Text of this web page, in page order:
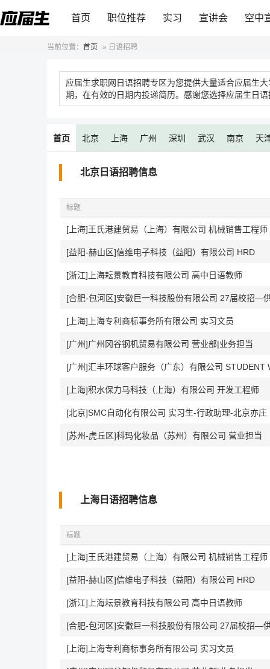
首页 职位推荐 实习 宣讲会 空中
当前位置： 首页 » 日语招聘
应届生求职网日语招聘专区为您提供大量适合应届生
期，在有效的日期内投递简历。感谢您选择应届生日
首页 北京 上海 广州 深圳 武汉 南京 天
北京日语招聘信息
标题
[上海]王氏港建贸易（上海）有限公司 机械销售工程师
[益阳-赫山区]信维电子科技（益阳）有限公司 HRD
[浙江]上海耘景教育科技有限公司 高中日语教师
[合肥-包河区]安徽巨一科技股份有限公司 27届校招—
[上海]上海专利商标事务所有限公司 实习文员
[广州]广州冈谷钢机贸易有限公司 营业部|业务担当
[上海]积水保力马科技（上海）有限公司 开发工程师
[北京]SMC自动化有限公司 实习生-行政助理-北京亦庄
[苏州-虎丘区]科玛化妆品（苏州）有限公司 营业担当
上海日语招聘信息
标题
[上海]王氏港建贸易（上海）有限公司 机械销售工程师
[益阳-赫山区]信维电子科技（益阳）有限公司 HRD
[浙江]上海耘景教育科技有限公司 高中日语教师
[合肥-包河区]安徽巨一科技股份有限公司 27届校招—
[上海]上海专利商标事务所有限公司 实习文员